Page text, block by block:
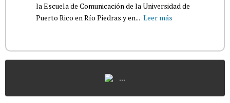
la Escuela de Comunicación de la Universidad de
Puerto Rico en Río Piedras y en... Leer más
...